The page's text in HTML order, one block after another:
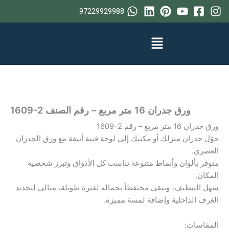
تخطي
إلى
97229929988
ورق جدران 16 متر مربع – رقم الصنف ‎1609-2
ورق جدران 16 متر مربع – رقم ‎1609-2
حوّل جدران منزلك أو مكتبك إلى لوحة فنية أنيقة مع ورق الجدران
العصري.
متوفر بألوان وأنماط متنوعة تناسب كل الأذواق وتبرز شخصية
المكان.
سهل التنظيف، ويبقى محتفظاً بجماله لفترة طويلة، مثالي لتجديد
الغرف الداخلية وإضافة لمسة مميزة.
المقاسات: